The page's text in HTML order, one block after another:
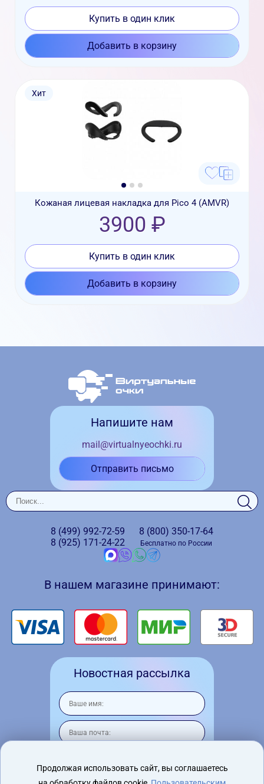
Купить в один клик
Добавить в корзину
Хит
Кожаная лицевая накладка для Pico 4 (AMVR)
3900 ₽
Купить в один клик
Добавить в корзину
Напишите нам
mail@virtualnyeochki.ru
Отправить письмо
8 (499) 992-72-59
8 (925) 171-24-22
8 (800) 350-17-64
Бесплатно по России
В нашем магазине принимают:
Новостная рассылка
Продолжая использовать сайт, вы соглашаетесь